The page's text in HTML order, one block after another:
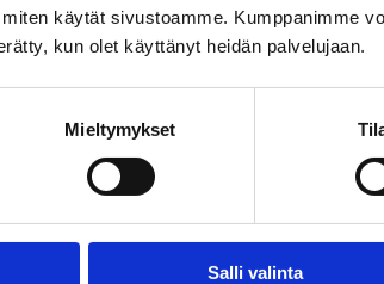
käytät sivustoamme. Kumppanimme
kun olet käyttänyt heidän palvelujaan.
Mieltymykset
Salli valinta